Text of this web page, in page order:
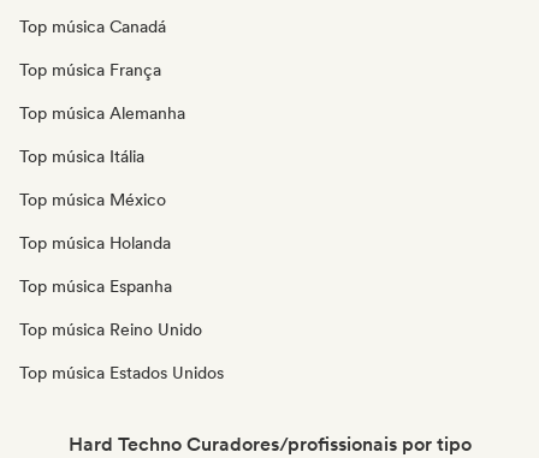
Top música Canadá
Top música França
Top música Alemanha
Top música Itália
Top música México
Top música Holanda
Top música Espanha
Top música Reino Unido
Top música Estados Unidos
Hard Techno Curadores/profissionais por tipo